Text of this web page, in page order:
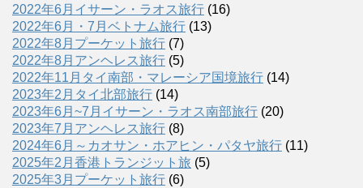
2022年6月イサーン・ラオス旅行 (16)
2022年6月・7月ベトナム旅行 (13)
2022年8月プーケット旅行 (7)
2022年8月アンヘレス旅行 (5)
2022年11月タイ南部・マレーシア国境旅行 (14)
2023年2月タイ北部旅行 (14)
2023年6月~7月イサーン・ラオス南部旅行 (20)
2023年7月アンヘレス旅行 (8)
2024年6月～カオサン・ホアヒン・パタヤ旅行 (11)
2025年2月香港トランジット旅 (5)
2025年3月プーケット旅行 (6)